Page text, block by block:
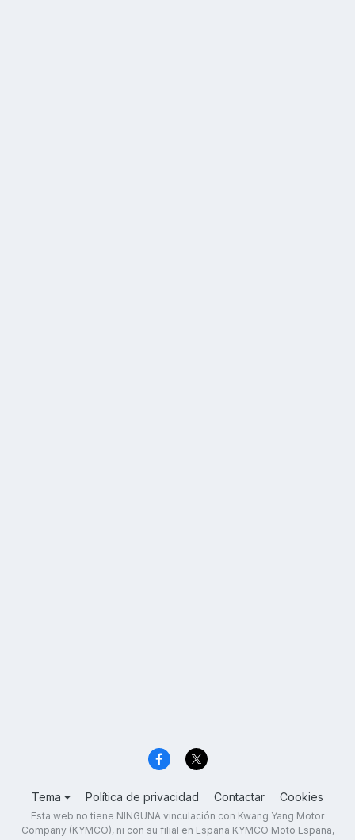
Tema Política de privacidad Contactar Cookies
Esta web no tiene NINGUNA vinculación con Kwang Yang Motor
Company (KYMCO), ni con su filial en España KYMCO Moto España,